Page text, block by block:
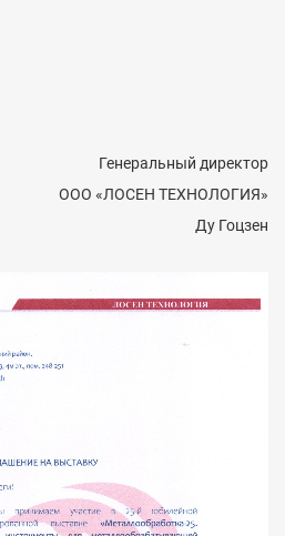
Генеральный директор
ООО «ЛОСЕН ТЕХНОЛОГИЯ»
Ду Гоцзен